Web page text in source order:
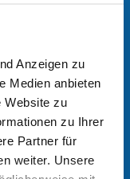
Anzeigen zu
Medien anbieten
Website zu
zu Ihrer
Partner für
weiter. Unsere
781 6 39 28 28